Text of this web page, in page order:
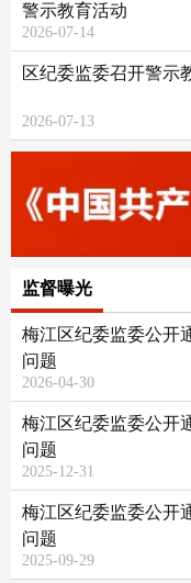
警示教育活动
2026-07-14
区纪委监委召开警示
2026-07-13
监督曝光
梅江区纪委监委公开
问题
2026-04-30
梅江区纪委监委公开
问题
2025-12-31
梅江区纪委监委公开
问题
2025-09-29